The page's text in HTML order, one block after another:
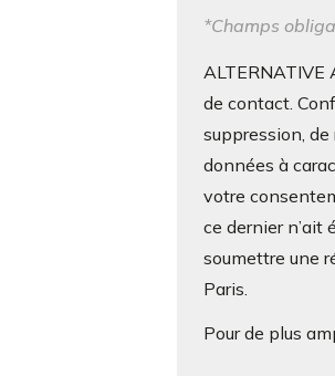
*Champs
ALTERNATIVE
de contact.
suppression,
données à
votre
ce dernier n’ait
soumettre une
Paris.
Pour de plus